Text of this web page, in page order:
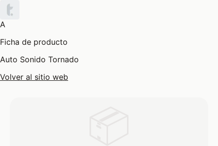
A
Ficha de producto
Auto Sonido Tornado
Volver al sitio web